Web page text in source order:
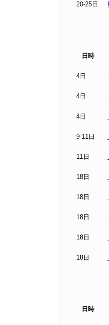
20-25日
日時
4日
4日
4日
9-11日
11日
18日
18日
18日
18日
18日
日時